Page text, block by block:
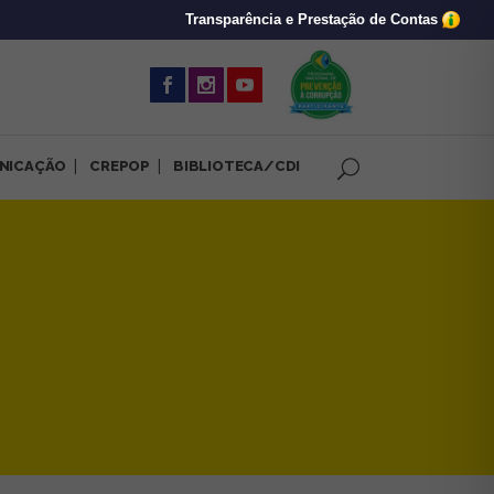
Transparência e Prestação de Contas
CREPOP BIBLIOTECA/CDI
de sistemas | CRP-